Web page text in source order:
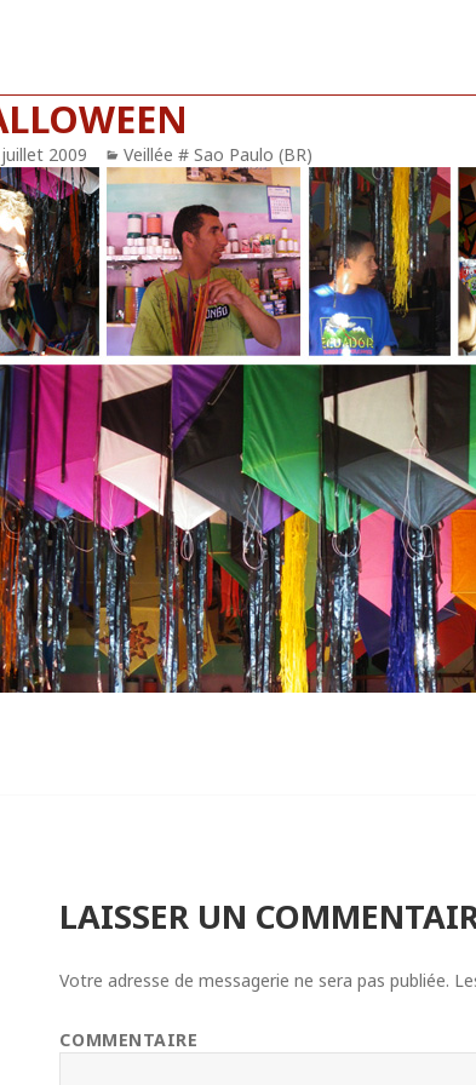
2009 Catégories
Veillée # Sao Paulo (BR)
LAISSER UN
Votre adresse de messagerie ne sera pas publiée.
COMMENTAIRE